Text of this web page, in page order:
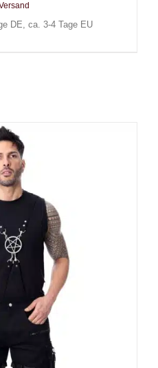
DE, ca. 3-4 Tage EU